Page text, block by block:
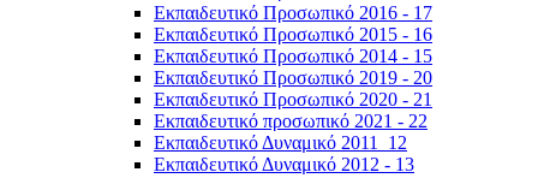
Εκπαιδευτικό Προσωπικό 2016 - 17
Εκπαιδευτικό Προσωπικό 2015 - 16
Εκπαιδευτικό Προσωπικό 2014 - 15
Εκπαιδευτικό Προσωπικό 2019 - 20
Εκπαιδευτικό Προσωπικό 2020 - 21
Εκπαιδευτικό προσωπικό 2021 - 22
Εκπαιδευτικό Δυναμικό 2011_12
Εκπαιδευτικό Δυναμικό 2012 - 13